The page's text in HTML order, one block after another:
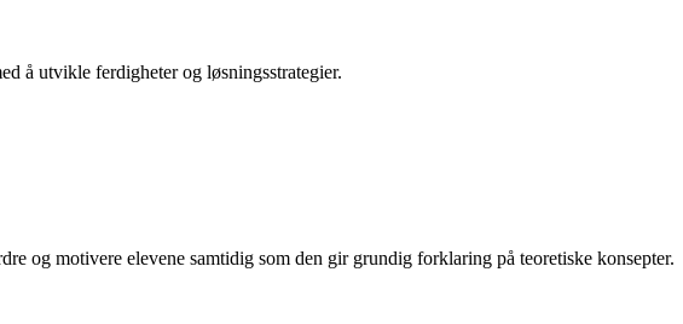
å utvikle ferdigheter og løsningsstrategier.
og motivere elevene samtidig som den gir grundig forklaring på teoretiske konsepter.